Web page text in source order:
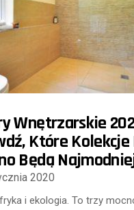
Wnętrzarskie
Które Kolekcje
Będą
2020
i ekologia. To trzy